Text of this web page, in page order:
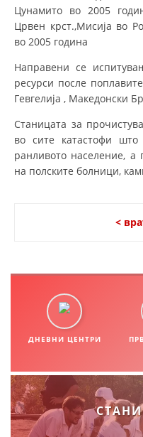
Цунамито во 2005
Црвен крст.,Мисија во
во 2005 година
Направени се
ресурси после
Гевгелија , Македонски
Станицата за
во сите катастофи што
ранливото население, а
на полските болници,
<
ДНЕВНИ ЦЕНТРИ